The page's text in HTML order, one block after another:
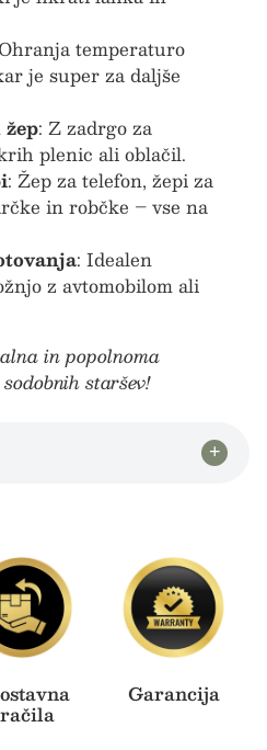
temperaturo
je super za daljše
: Z zadrgo za
plenic ali oblačil.
: Žep za telefon, žepi za
in robčke – vse na
: Idealen
z avtomobilom ali
in popolnoma
staršev!
Garancija